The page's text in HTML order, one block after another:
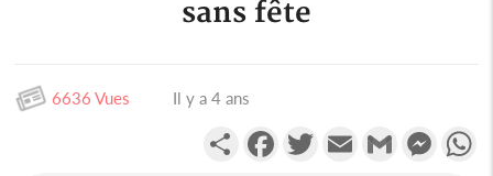
sans fête
6636 Vues Il y a 4 ans
PartagerFacebookTwitterEmail Gmail